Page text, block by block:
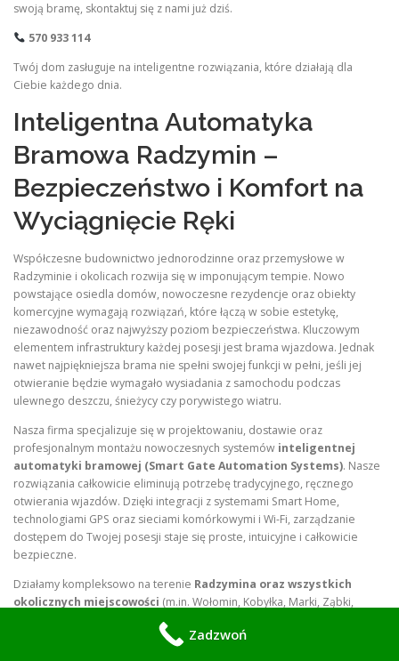
swoją bramę, skontaktuj się z nami już dziś.
570 933 114
Twój dom zasługuje na inteligentne rozwiązania, które działają dla
Ciebie każdego dnia.
Inteligentna Automatyka
Bramowa Radzymin –
Bezpieczeństwo i Komfort na
Wyciągnięcie Ręki
Współczesne budownictwo jednorodzinne oraz przemysłowe w
Radzyminie i okolicach rozwija się w imponującym tempie. Nowo
powstające osiedla domów, nowoczesne rezydencje oraz obiekty
komercyjne wymagają rozwiązań, które łączą w sobie estetykę,
niezawodność oraz najwyższy poziom bezpieczeństwa. Kluczowym
elementem infrastruktury każdej posesji jest brama wjazdowa. Jednak
nawet najpiękniejsza brama nie spełni swojej funkcji w pełni, jeśli jej
otwieranie będzie wymagało wysiadania z samochodu podczas
ulewnego deszczu, śnieżycy czy porywistego wiatru.
Nasza firma specjalizuje się w projektowaniu, dostawie oraz
profesjonalnym montażu nowoczesnych systemów inteligentnej
automatyki bramowej (Smart Gate Automation Systems). Nasze
rozwiązania całkowicie eliminują potrzebę tradycyjnego, ręcznego
otwierania wjazdów. Dzięki integracji z systemami Smart Home,
technologiami GPS oraz sieciami komórkowymi i Wi-Fi, zarządzanie
dostępem do Twojej posesji staje się proste, intuicyjne i całkowicie
bezpieczne.
Działamy kompleksowo na terenie Radzymina oraz wszystkich
okolicznych miejscowości (m.in. Wołomin, Kobyłka, Marki, Ząbki,
Zielonka, Słupno, Dąbrówka, Tłuszcz, Nieporęt, Serock). Zapewniamy
pełne wsparcie: od profesjonalnego audytu technicznego i
Zadzwoń